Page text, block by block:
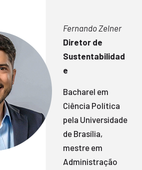
Fernando Zelner
Diretor de
Sustentabilidad
e
Bacharel em
Ciência Política
pela Universidade
de Brasília,
mestre em
Administração